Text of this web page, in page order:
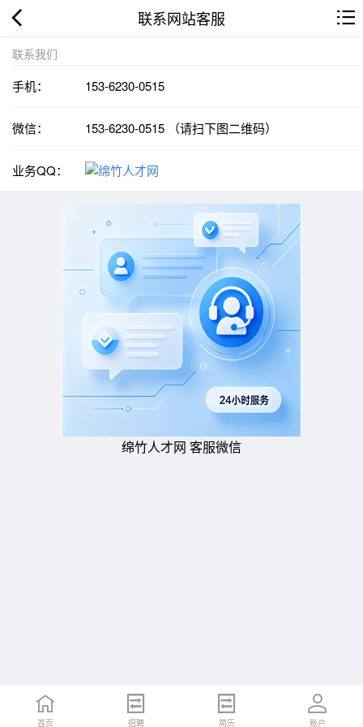
联系网站客服
联系我们
手机： 153-6230-0515
微信： 153-6230-0515 （请扫下图二维码）
业务QQ：
绵竹人才网 客服微信
首页 招聘 简历 账户